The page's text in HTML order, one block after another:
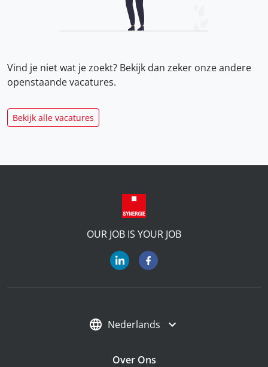
Vind je niet wat je zoekt? Bekijk dan zeker onzeandere
openstaande vacatures.
Bekijk alle vacatures
OUR JOB IS YOUR JOB
Nederlands
Over Ons